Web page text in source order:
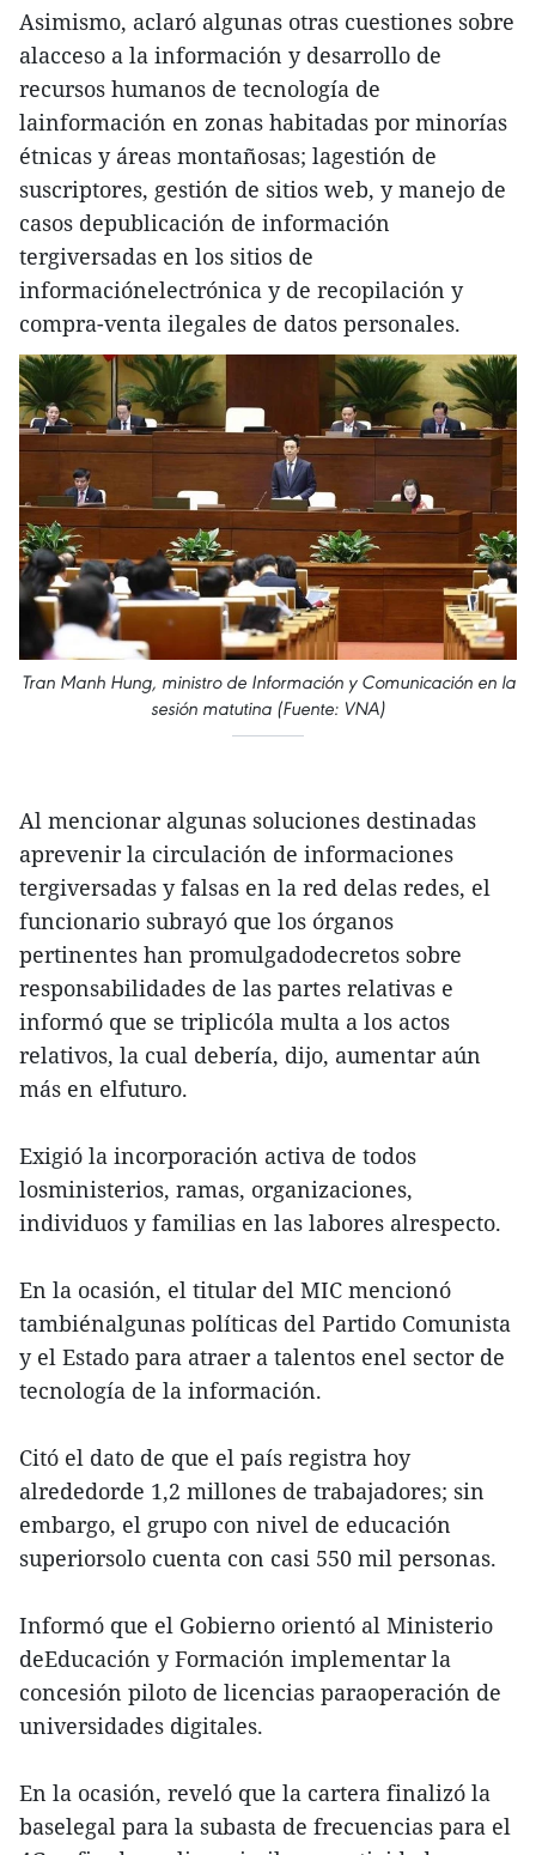
Asimismo, aclaró algunas otras cuestiones sobre
alacceso a la información y desarrollo de
recursos humanos de tecnología de
lainformación en zonas habitadas por minorías
étnicas y áreas montañosas; lagestión de
suscriptores, gestión de sitios web, y manejo de
casos depublicación de información
tergiversadas en los sitios de
informaciónelectrónica y de recopilación y
compra-venta ilegales de datos personales.
Tran Manh Hung, ministro de Información y Comunicación en la
sesión matutina (Fuente: VNA)
Al mencionar algunas soluciones destinadas
aprevenir la circulación de informaciones
tergiversadas y falsas en la red delas redes, el
funcionario subrayó que los órganos
pertinentes han promulgadodecretos sobre
responsabilidades de las partes relativas e
informó que se triplicóla multa a los actos
relativos, la cual debería, dijo, aumentar aún
más en elfuturo.
Exigió la incorporación activa de todos
losministerios, ramas, organizaciones,
individuos y familias en las labores alrespecto.
En la ocasión, el titular del MIC mencionó
tambiénalgunas políticas del Partido Comunista
y el Estado para atraer a talentos enel sector de
tecnología de la información.
Citó el dato de que el país registra hoy
alrededorde 1,2 millones de trabajadores; sin
embargo, el grupo con nivel de educación
superiorsolo cuenta con casi 550 mil personas.
Informó que el Gobierno orientó al Ministerio
deEducación y Formación implementar la
concesión piloto de licencias paraoperación de
universidades digitales.
En la ocasión, reveló que la cartera finalizó la
baselegal para la subasta de frecuencias para el